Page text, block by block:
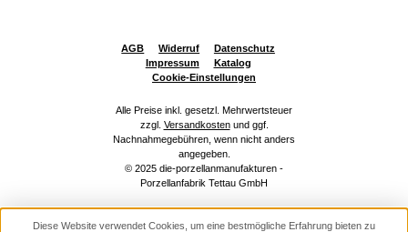
AGB Widerruf
Datenschutz
Impressum
Katalog
Cookie-Einstellungen
Alle Preise inkl. gesetzl. Mehrwertsteuer
zzgl. Versandkostenund ggf.
Nachnahmegebühren, wenn nicht anders
angegeben.
© 2025 die-porzellanmanufakturen -
Porzellanfabrik Tettau GmbH
Diese Website verwendet Cookies, um eine bestmögliche Erfahrung bieten zu